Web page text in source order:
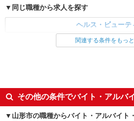
同じ職種から求人を探す
ヘルス・ビューテ
同じ特徴から求人を探す
産休・育休取得実績あり
社員登
関連する条件をもっ
その他の条件でバイト・アルバ
山形市の職種からバイト・アルバイト